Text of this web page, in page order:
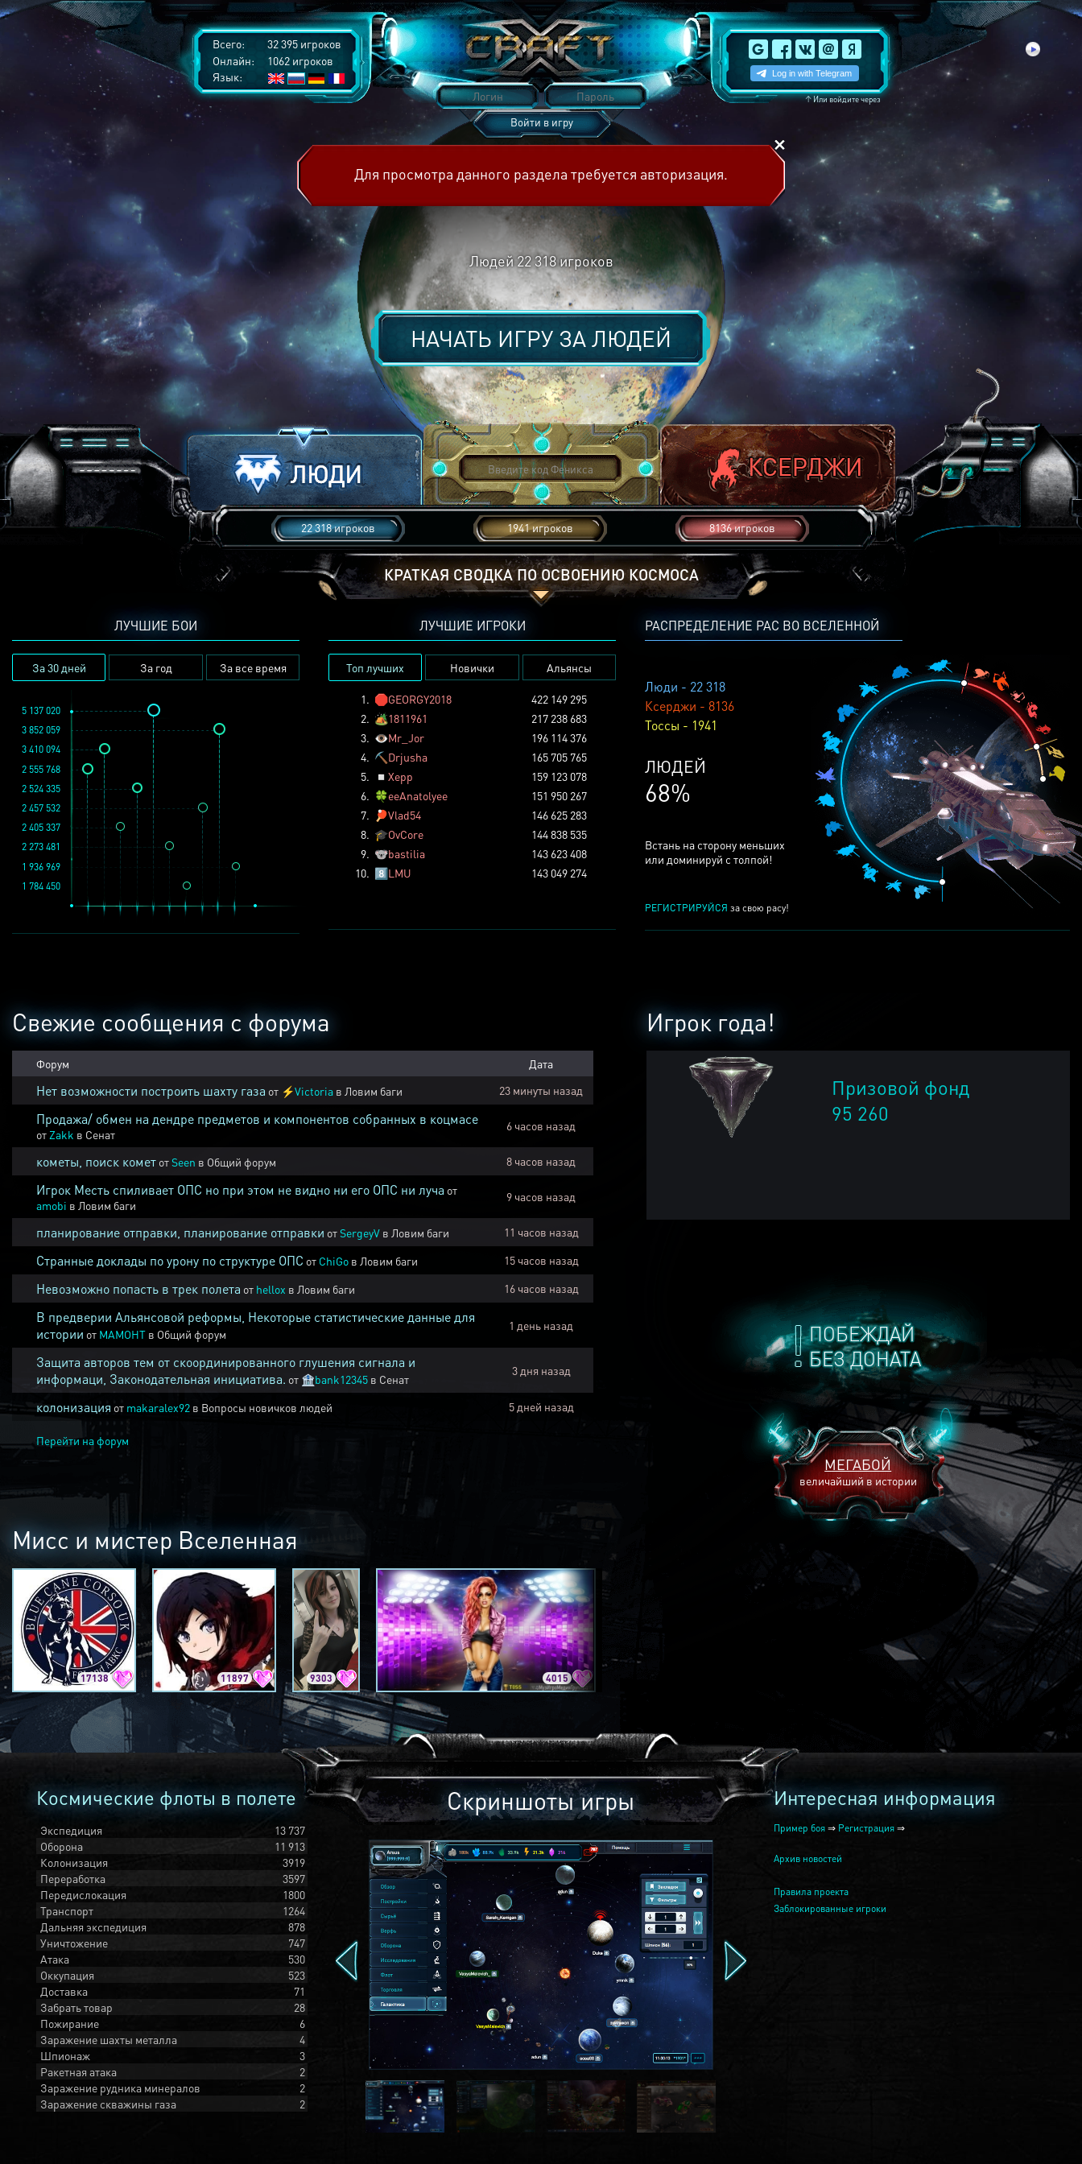
Всего:
32 395 игроков
Онлайн:
1062 игроков
Язык:
↑Или войдите через
Войти в игру
Для просмотра данного раздела требуется авторизация.
Людей 22 318игроков
НАЧАТЬ ИГРУ ЗАЛЮДЕЙ
22 318 игроков 1941 игроков 8136 игроков
КРАТКАЯ СВОДКА ПО ОСВОЕНИЮ КОСМОСА
РАСПРЕДЕЛЕНИЕ РАС ВО ВСЕЛЕННОЙ
Люди - 22 318
Ксерджи - 8136
Тоссы - 1941
КСЕРДЖЕЙ
25%
Встань на сторону меньших
или доминируй с толпой!
РЕГИСТРИРУЙСЯ за свою расу!
ЛУЧШИЕ БОИ
За 30 дней За год За все время
1 936 969
3 852 059
2 457 532
1 784 450
2 273 481
5 137 020
2 524 335
2 405 337
3 410 094
2 555 768
ЛУЧШИЕ ИГРОКИ
Топ лучших Новички Альянсы
1. 🛑GEORGY2018
422 149 295
2. 🏕️1811961
217 238 683
3. 👁️Mr_Jor
196 114 376
4. ⛏️ Drjusha
165 705 765
5.
◽ Xepp
159 123 078
6. 🍀eeAnatolyee
151 950 267
7.
🏓Vlad54
146 625 283
8. 🎓OvCore
144 838 535
9. 🐨bastilia
143 623 408
10. 8️⃣LMU 143 049 274
ПОБЕЖДАЙ
БЕЗ ДОНАТА
МЕГАБОЙ
величайший в истории
Игрок года!
Призовой фонд
95 260
Свежие сообщения с форума
Форум Дата
Нет возможности построить шахту газа от ⚡Victoria в Ловим баги 23 минуты назад
Продажа/ обмен на дендре предметов и компонентов собранных в коцмасе
от Zakk в Сенат
6 часов назад
кометы, поиск комет отSeen в Общий форум 8 часов назад
Игрок Месть спиливает ОПС но при этом не видно ни его ОПС ни луча от
amobi в Ловим баги
9 часов назад
планирование отправки, планирование отправки отSergeyV в Ловим баги 11 часов назад
Странные доклады по урону по структуре ОПС от ChiGo в Ловим баги 15 часов назад
Невозможно попасть в трек полета от hellox в Ловим баги 16 часов назад
В предверии Альянсовой реформы, Некоторые статистические данные для
истории от MAMOHT в Общий форум
1 день назад
Защита авторов тем от скоординированного глушения сигнала и
информаци, Законодательная инициатива. от 🏦bank12345 в Сенат
3 дня назад
колонизация от makaralex92 в Вопросы новичков людей 5 дней назад
Перейти на форум
Мисс и мистер Вселенная
17138 11897 9303 4015 2240
Космические флоты в полете
Экспедиция
13 737
Оборона
11 913
Колонизация
3919
Переработка
3597
Передислокация
1800
Транспорт
1264
Дальняя экспедиция
878
Уничтожение
747
Атака
530
Оккупация
523
Доставка
71
Забрать товар
28
Пожирание
6
Заражение шахты металла
4
Шпионаж
3
Ракетная атака
2
Заражение рудника минералов
2
Заражение скважины газа
2
Скриншоты игры Интересная информация
Пример боя ⇒ Регистрация ⇒
Архив новостей
Правила проекта
Заблокированные игроки